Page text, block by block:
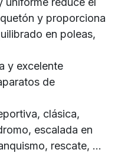
y proporciona
en poleas,
y excelente
de
clásica,
escalada en
rescate, ...